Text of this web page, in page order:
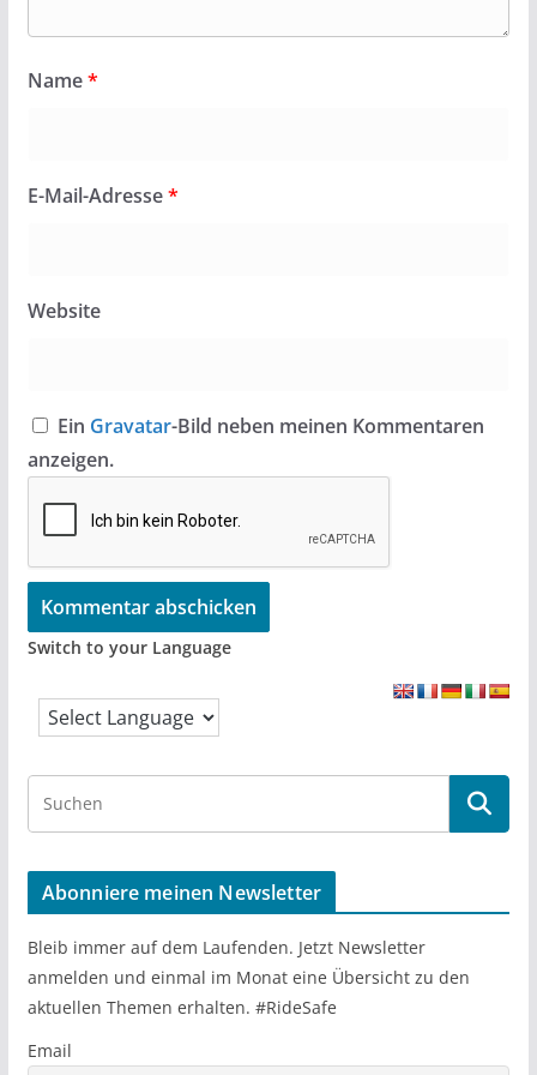
Name*
E-Mail-Adresse*
Website
Ein Gravatar-Bild neben meinen Kommentaren
anzeigen.
Switch to your Language
r
c
h
Abonniere meinen Newsletter
Bleib immer auf dem Laufenden. Jetzt Newsletter
anmelden und einmal im Monat eine Übersicht zu den
aktuellen Themen erhalten. #RideSafe
Email